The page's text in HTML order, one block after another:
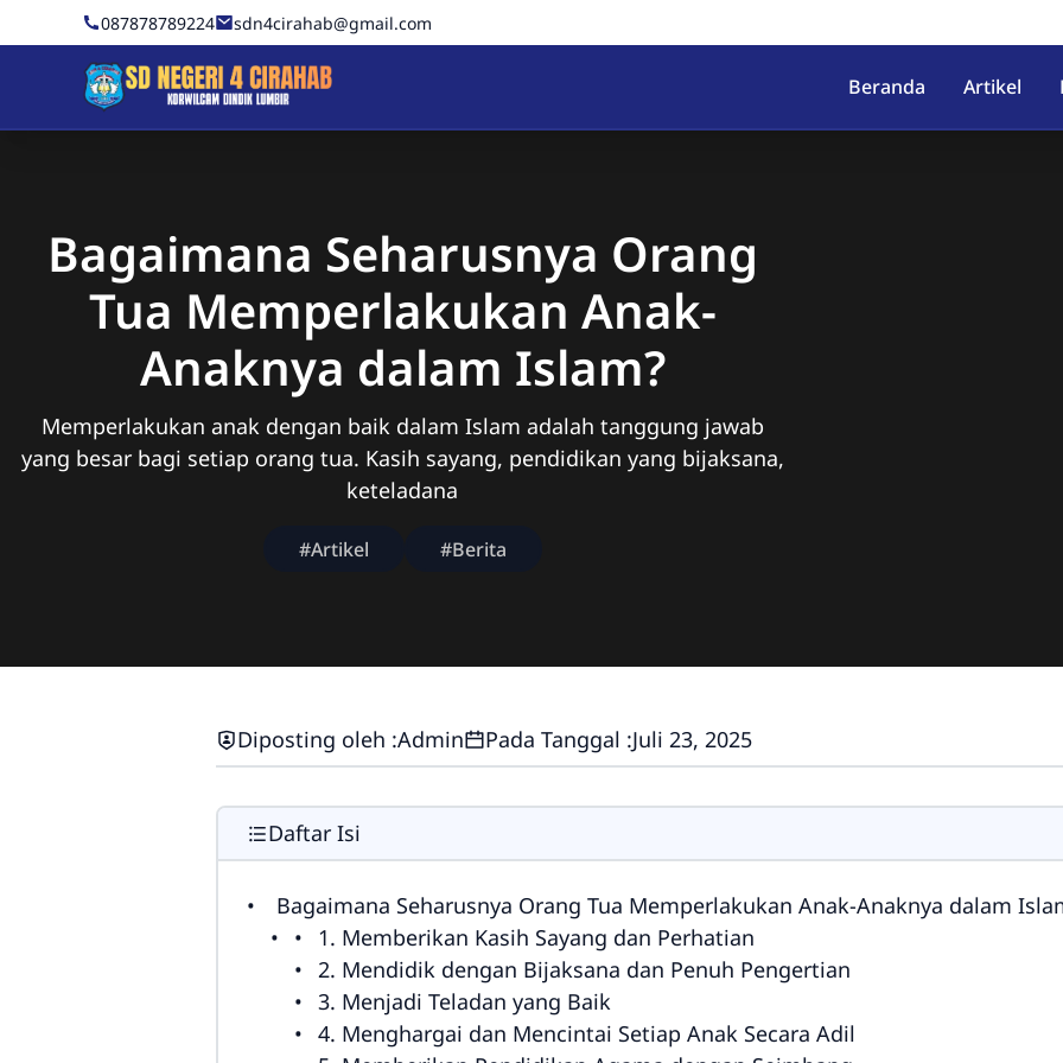
Skip to Content087878789224 sdn4cirahab@gmail.com
Sekolah Dasar Negeri 4 Cirahab, Kec. Lumbir, Kab.
Beranda Artikel
Bagaimana Seharusnya Orang
Tua Memperlakukan Anak-
Anaknya dalam Islam?
Memperlakukan anak dengan baik dalam Islam adalah tanggung jawab
yang besar bagi setiap orang tua. Kasih sayang, pendidikan yang bijaksana,
keteladana
#Artikel #Berita
Diposting oleh :Admin Pada Tanggal :Juli 23, 2025
Daftar Isi
Bagaimana Seharusnya Orang Tua Memperlakukan Anak-Anaknya dalam
1. Memberikan Kasih Sayang dan Perhatian
2. Mendidik dengan Bijaksana dan Penuh Pengertian
3. Menjadi Teladan yang Baik
4. Menghargai dan Mencintai Setiap Anak Secara Adil